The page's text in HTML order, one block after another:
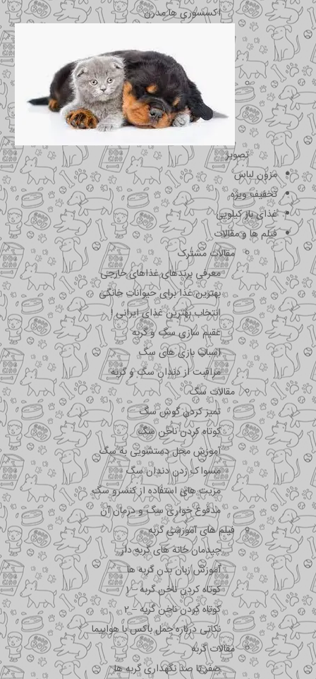
اکسسوری ها مدرن
تصویر
مزون لباس
تخفیف ویژه
غذای باز کیلویی
فیلم ها و مقالات
مقالات مشترک
معرفی برندهای غذاهای خارجی
بهترین غذا برای حیوانات خانگی
انتخاب بهترین غذای ایرانی !
عقیم سازی سگ و گربه
اسباب بازی های سگ
مراقبت از دندان سگ و گربه
مقالات سگ
تمیز کردن گوش سگ
کوتاه کردن ناخن سگ
آموزش محل دستشویی به سگ
مسواک زدن دندان سگ
مزیت های استفاده از کنسرو سگ
مدفوع خواری سگ و درمان آن
فیلم های آموزشی گربه
چیدمان خانه های گربه دار
آموزش زبان بدن گربه ها
کوتاه کردن ناخن گربه – 1
کوتاه کردن ناخن گربه – 2
نکاتی درباره جمل باکس با هواپیما
مقالات گربه
صفر تا صد نگهداری گربه ها